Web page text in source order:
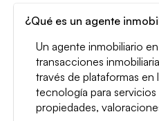
¿Qué es un agente
Un agente inmobiliario
transacciones
través de plataformas
tecnología para
propiedades,